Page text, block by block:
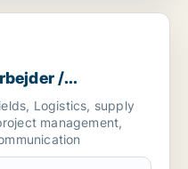
/
/
/
/ revisor
Logistics, supply
management,